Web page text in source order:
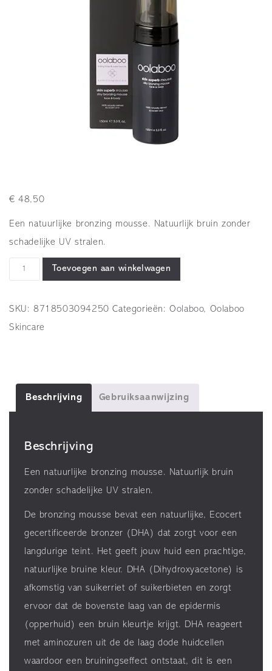
€ 48,50
Een natuurlijke bronzing mousse. Natuurlijk bruin zonder
schadelijke UV stralen.
Oolaboo
150
aantal
Toevoegen aan winkelwagen
SKU: 8718503094250 Categorieën:Oolaboo, Oolaboo
Skincare
Beschrijving Gebruiksaanwijzing
Beschrijving
Een natuurlijke bronzing mousse. Natuurlijk bruin
zonder schadelijke UV stralen.
De bronzing mousse bevat een natuurlijke, Ecocert
gecertificeerde bronzer (DHA) dat zorgt voor een
langdurige teint. Het geeft jouw huid een prachtige,
natuurlijke bruine kleur. DHA (Dihydroxyacetone) is
afkomstig van suikerriet of suikerbieten en zorgt
ervoor dat de bovenste laag van de epidermis
(opperhuid) een bruin kleurtje krijgt. DHA reageert
met aminozuren uit de de laag dode huidcellen
waardoor een bruiningseffect ontstaat, dit is een